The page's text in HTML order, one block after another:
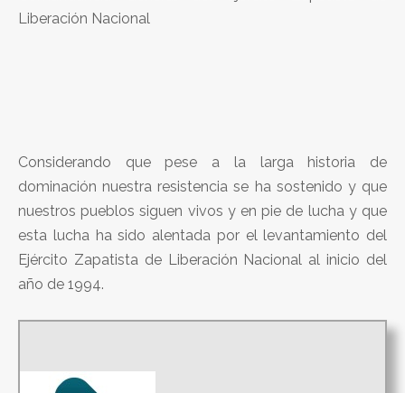
Liberación Nacional
Considerando que pese a la larga historia de
dominación nuestra resistencia se ha sostenido y que
nuestros pueblos siguen vivos y en pie de lucha y que
esta lucha ha sido alentada por el levantamiento del
Ejército Zapatista de Liberación Nacional al inicio del
año de 1994.